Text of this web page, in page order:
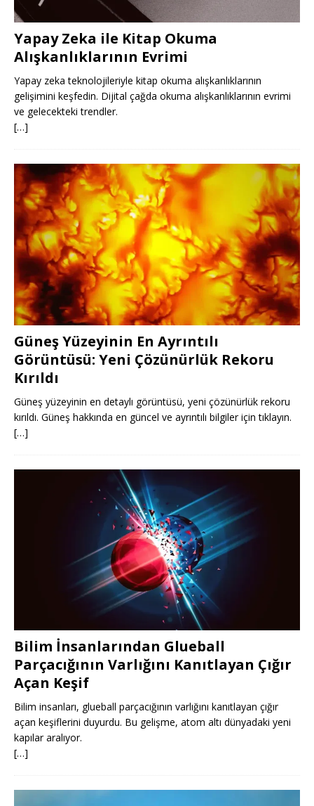
Yapay Zeka ile Kitap Okuma
Alışkanlıklarının Evrimi
Yapay zeka teknolojileriyle kitap okuma alışkanlıklarının
gelişimini keşfedin. Dijital çağda okuma alışkanlıklarının evrimi
ve gelecekteki trendler.
[…]
Güneş Yüzeyinin En Ayrıntılı
Görüntüsü: Yeni Çözünürlük Rekoru
Kırıldı
Güneş yüzeyinin en detaylı görüntüsü, yeni çözünürlük rekoru
kırıldı. Güneş hakkında en güncel ve ayrıntılı bilgiler için tıklayın.
[…]
Bilim İnsanlarından Glueball
Parçacığının Varlığını Kanıtlayan Çığır
Açan Keşif
Bilim insanları, glueball parçacığının varlığını kanıtlayan çığır
açan keşiflerini duyurdu. Bu gelişme, atom altı dünyadaki yeni
kapılar aralıyor.
[…]